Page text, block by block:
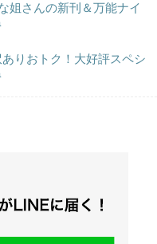
姐さんの新刊＆万能ナイ
ありおトク！大好評スペシ